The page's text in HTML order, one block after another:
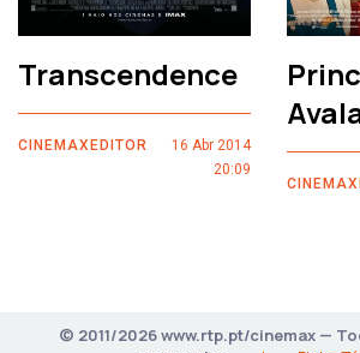
Transcendence
CINEMAXEDITOR
16 Abr 2014
20:09
© 2011/2026 www.rtp.pt/cinemax —